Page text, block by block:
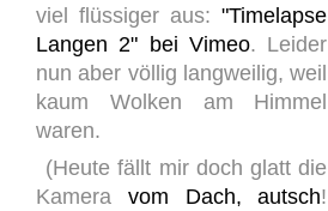
viel flüssiger aus:"Timelapse
Langen 2" bei Vimeo. Leider
nun aber völlig langweilig, weil
kaum Wolken am Himmel
waren.
(Heute fällt mir doch glatt die
Kamera vom Dach, autsch!